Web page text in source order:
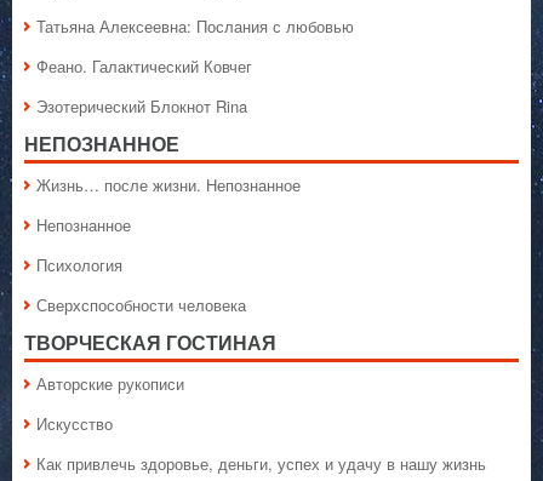
Татьяна Алексеевна: Послания с любовью
Феано. Галактический Ковчег
Эзотерический Блокнот Rina
НЕПОЗНАННОЕ
Жизнь… после жизни. Непознанное
Непознанное
Психология
Сверхспособности человека
ТВОРЧЕСКАЯ ГОСТИНАЯ
Авторские рукописи
Искусство
Как привлечь здоровье, деньги, успех и удачу в нашу жизнь